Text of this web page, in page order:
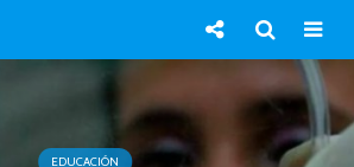
EDUCACIÓN